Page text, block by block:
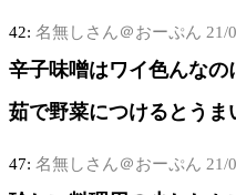
42: 名無しさん＠おーぷん 21/
辛子味噌はワイ色んなの
茹で野菜につけるとうま
47: 名無しさん＠おーぷん 21/